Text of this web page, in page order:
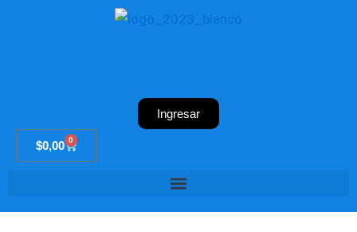
Ingresar
$0,00 0
Cart